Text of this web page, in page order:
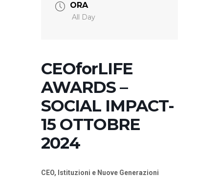
ORA
All Day
CEOforLIFE
AWARDS –
SOCIAL IMPACT-
15 OTTOBRE
2024
CEO, Istituzioni e Nuove Generazioni